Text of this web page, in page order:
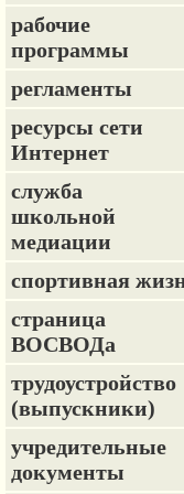
рабочие
программы
регламенты
ресурсы сети
Интернет
служба
школьной
медиации
спортивная
страница
ВОСВОДа
трудоустройство
(выпускники)
учредительные
документы